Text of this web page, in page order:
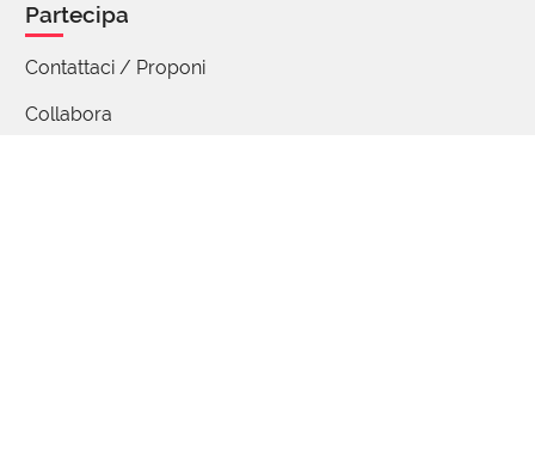
Partecipa
Contattaci / Proponi
Collabora